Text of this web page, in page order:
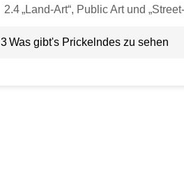
2.4„Land-Art“, Public Art und
3Was gibt's Prickelndes zu sehen